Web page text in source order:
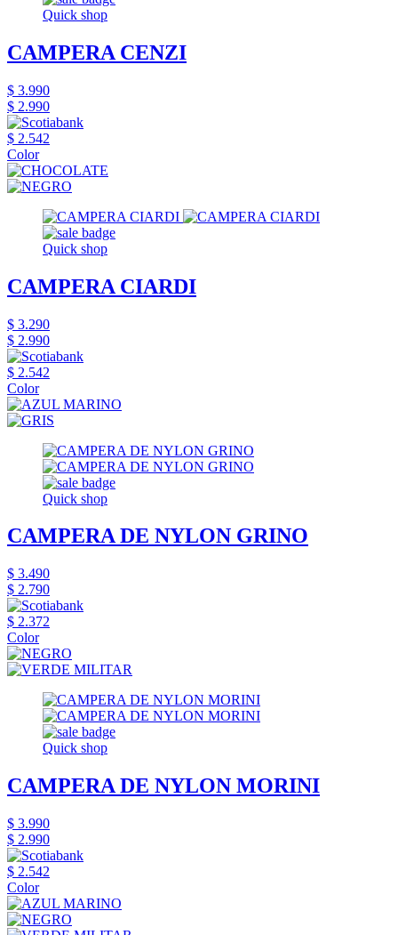
Quick shop
CAMPERA CENZI
$ 3.990
$ 2.990
$ 2.542
Color
Quick shop
CAMPERA CIARDI
$ 3.290
$ 2.990
$ 2.542
Color
Quick shop
CAMPERA DE NYLON GRINO
$ 3.490
$ 2.790
$ 2.372
Color
Quick shop
CAMPERA DE NYLON MORINI
$ 3.990
$ 2.990
$ 2.542
Color